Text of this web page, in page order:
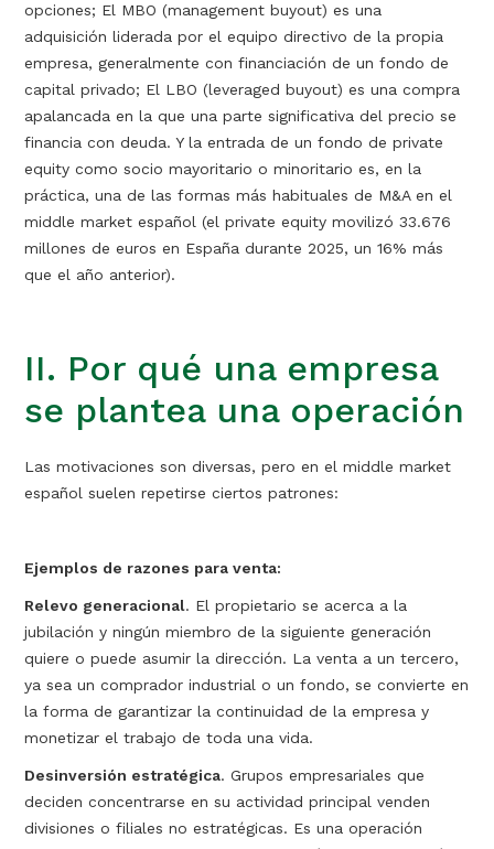
opciones; El MBO (management buyout) es una
adquisición liderada por el equipo directivo de la propia
empresa, generalmente con financiación de un fondo de
capital privado; El LBO (leveraged buyout) es una compra
apalancada en la que una parte significativa del precio se
financia con deuda. Y la entrada de un fondo de private
equity como socio mayoritario o minoritario es, en la
práctica, una de las formas más habituales de M&A en el
middle market español (el private equity movilizó 33.676
millones de euros en España durante 2025, un 16% más
que el año anterior).
II. Por qué una empresa
se plantea una operación
Las motivaciones son diversas, pero en el middle market
español suelen repetirse ciertos patrones:
Ejemplos de razones para venta:
Relevo generacional. El propietario se acerca a la
jubilación y ningún miembro de la siguiente generación
quiere o puede asumir la dirección. La venta a un tercero,
ya sea un comprador industrial o un fondo, se convierte en
la forma de garantizar la continuidad de la empresa y
monetizar el trabajo de toda una vida.
Desinversión estratégica. Grupos empresariales que
deciden concentrarse en su actividad principal venden
divisiones o filiales no estratégicas. Es una operación